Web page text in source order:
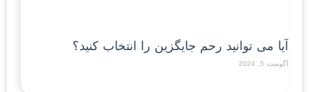
آیا می توانید رحم جایگزین را انتخاب کنید؟
آگوست 5, 2024